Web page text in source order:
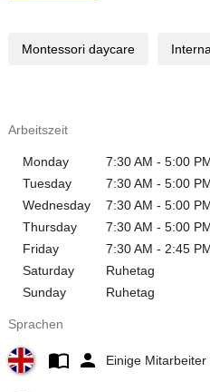
Montessori daycare
Arbeitszeit
Monday
7:30 AM - 5:00
Tuesday
7:30 AM - 5:00
Wednesday
7:30 AM - 5:00
Thursday
7:30 AM - 5:00
Friday
7:30 AM - 2:45
Saturday
Ruhetag
Sunday
Ruhetag
Sprachen
Einige